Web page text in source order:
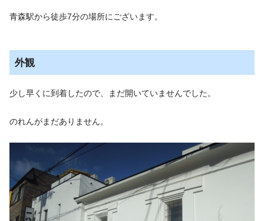
青森駅から徒歩7分の場所にございます。
外観
少し早くに到着したので、まだ開いていませんでした。
のれんがまだありません。